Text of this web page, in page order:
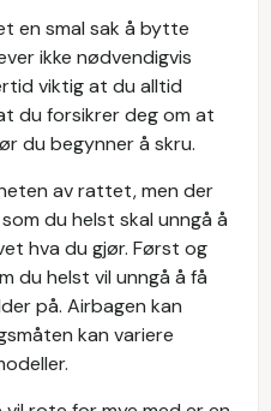
en smal sak å bytte
ikke nødvendigvis
viktig at du alltid
du forsikrer deg om at
du begynner å skru.
av rattet, men der
du helst skal unngå å
hva du gjør. Først og
du helst vil unngå å få
på. Airbagen kan
kan variere